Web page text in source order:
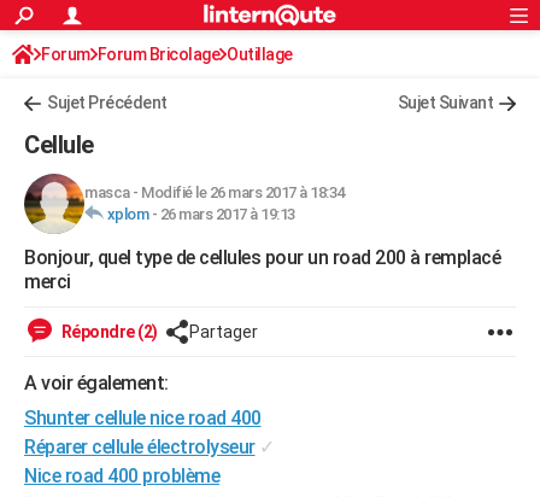
ACTUALITÉS
Politique
Société
Faits Divers
Education
Monde
Villes
+
FINANCE
Retraite
Impôts
Epargne
Immobilier
Risques naturels par ville
Banque
Assurance
Crédit
AUTO
Essais
Réserver un essai
Citadines
Berlines
SUV
Forum auto
+HIGH-TECH
Mobiles
Meilleur smartphone
Internet
Ordinateurs
Jeux vidéo
Guide high-tech
BRICOLAGE
WEEK-END
Guides de France
Escapades
Patrimoine
Expositions
Musées
Week-end nature
+LIFESTYLE
Art de vivre
Bien-être
Loisirs
Mode
Modes de vie
SANTE
S'inscrire
Connexion
Forum Forum Bricolage Outillage
Sujet Précédent Sujet Suivant
Cellule
masca- Modifié le 26 mars 2017 à 18:34
xplom- 26 mars 2017 à 19:13
Bonjour, quel type de cellules pour un road 200 à remplacé
merci
Répondre (2) Partager
A voir également:
Shunter cellule nice road 400
Réparer cellule électrolyseur ✓
Nice road 400 problème